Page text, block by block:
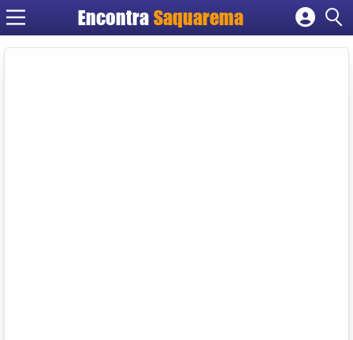
Encontra Saquarema
Cadastrar empresa